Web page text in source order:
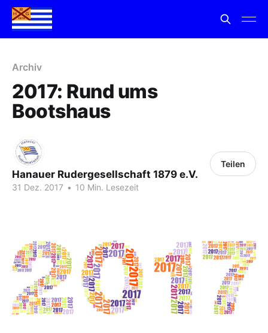
Archiv
2017: Rund ums
Bootshaus
Hanauer Rudergesellschaft 1879 e.V.
31 Dez. 2017 • 10 Min. Lesezeit
Teilen